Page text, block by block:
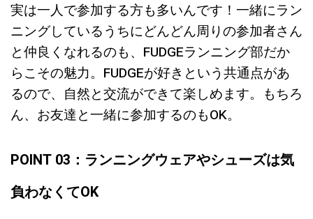
実は一人で参加する方も多いんです！一緒にラン
ニングしているうちにどんどん周りの参加者さん
と仲良くなれるのも、FUDGEランニング部だか
らこその魅力。FUDGEが好きという共通点があ
るので、自然と交流ができて楽しめます。もちろ
ん、お友達と一緒に参加するのもOK。
POINT 03：ランニングウェアやシューズは気
負わなくてOK